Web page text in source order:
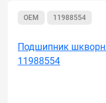
OEM 11988554
Подшипник
11988554